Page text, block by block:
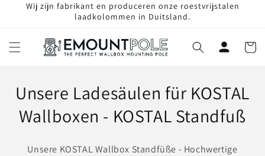
Wij zijn fabrikant en produceren onze roestvrijstalen
laadkolommen in Duitsland.
C
o
Unsere Ladesäulen für KOSTAL
Wallboxen - KOSTAL Standfuß
Unsere KOSTAL Wallbox Standfüße - Hochwertige